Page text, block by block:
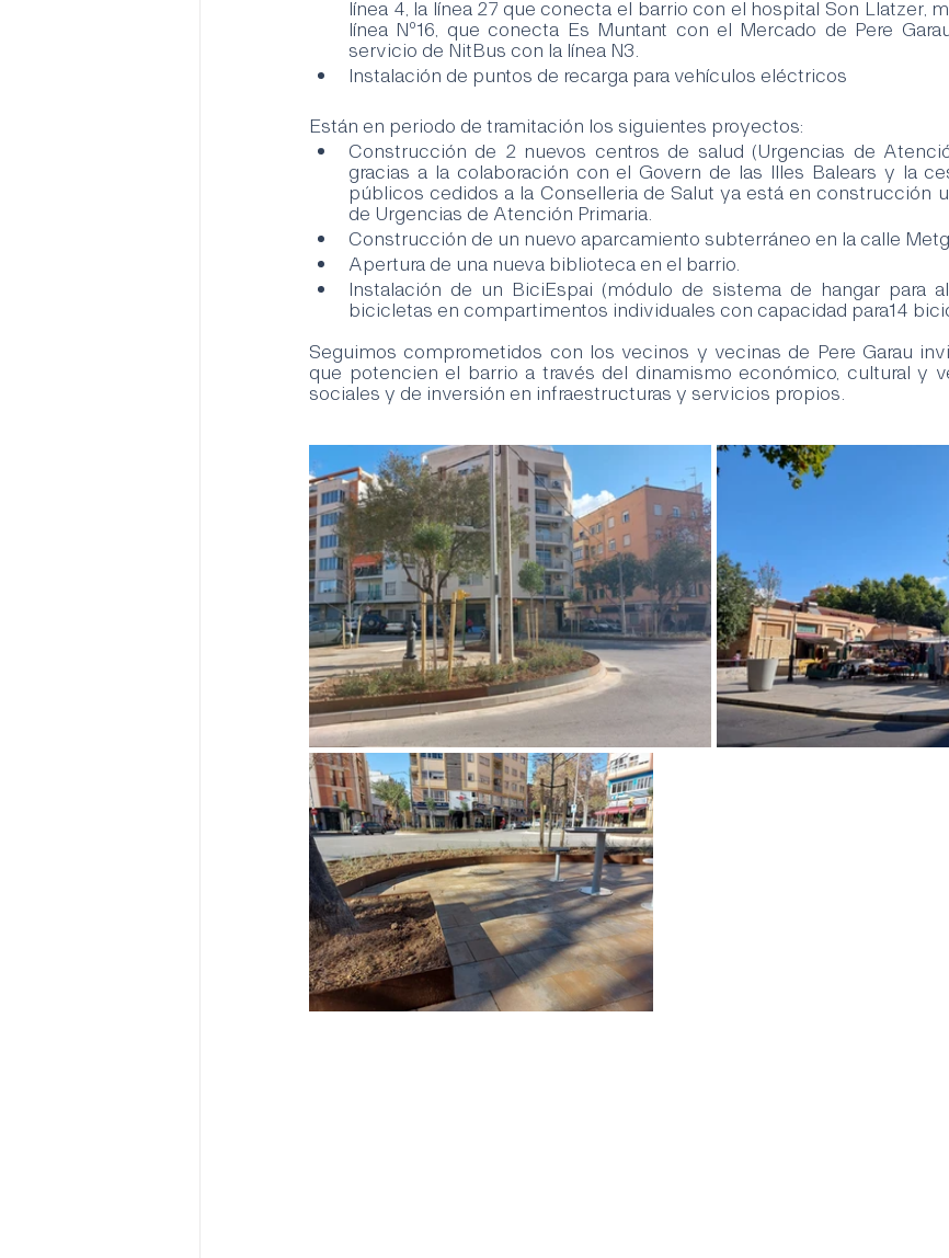
línea 4, la línea 27 que conecta el barrio con el hospital Son Llatzer,
línea Nº16, que conecta Es Muntant con el Mercado de Pere
servicio de NitBus con la línea N3.
Instalación de puntos de recarga para vehículos eléctricos
Están en periodo de tramitación los siguientes proyectos:
Construcción de 2 nuevos centros de salud (Urgencias de
gracias a la colaboración con el Govern de las Illes Balears y la
públicos cedidos a la Conselleria de Salut ya está en construcción
de Urgencias de Atención Primaria.
Construcción de un nuevo aparcamiento subterráneo en la calle
Apertura de una nueva biblioteca en el barrio.
Instalación de un BiciEspai (módulo de sistema de hangar para
bicicletas en compartimentos individuales con capacidad para14
Seguimos comprometidos con los vecinos y vecinas de Pere Garau
que potencien el barrio a través del dinamismo económico, cultural y
sociales y de inversión en infraestructuras y servicios propios.